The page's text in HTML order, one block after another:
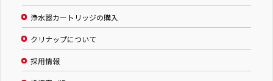
浄水器カートリッジの購入
クリナップについて
採用情報